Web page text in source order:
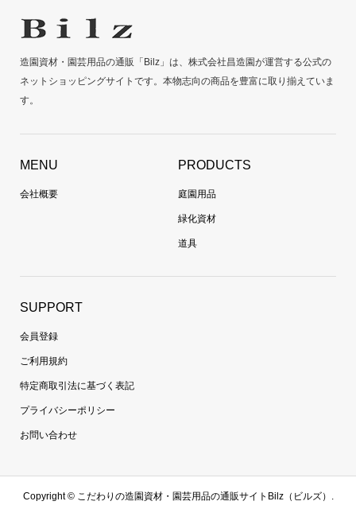
造園資材・園芸用品の通販「Bilz」は、株式会社昌造園が運営する公式の
ネットショッピングサイトです。本物志向の商品を豊富に取り揃えていま
す。
MENU
会社概要
PRODUCTS
庭園用品
緑化資材
道具
SUPPORT
会員登録
ご利用規約
特定商取引法に基づく表記
プライバシーポリシー
お問い合わせ
Copyright ©こだわりの造園資材・園芸用品の通販サイトBilz（ビルズ）.